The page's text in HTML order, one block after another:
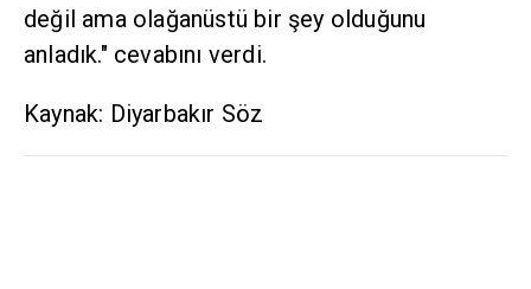
değil ama olağanüstü bir şey olduğunu
anladık." cevabını verdi.
Kaynak: Diyarbakır Söz